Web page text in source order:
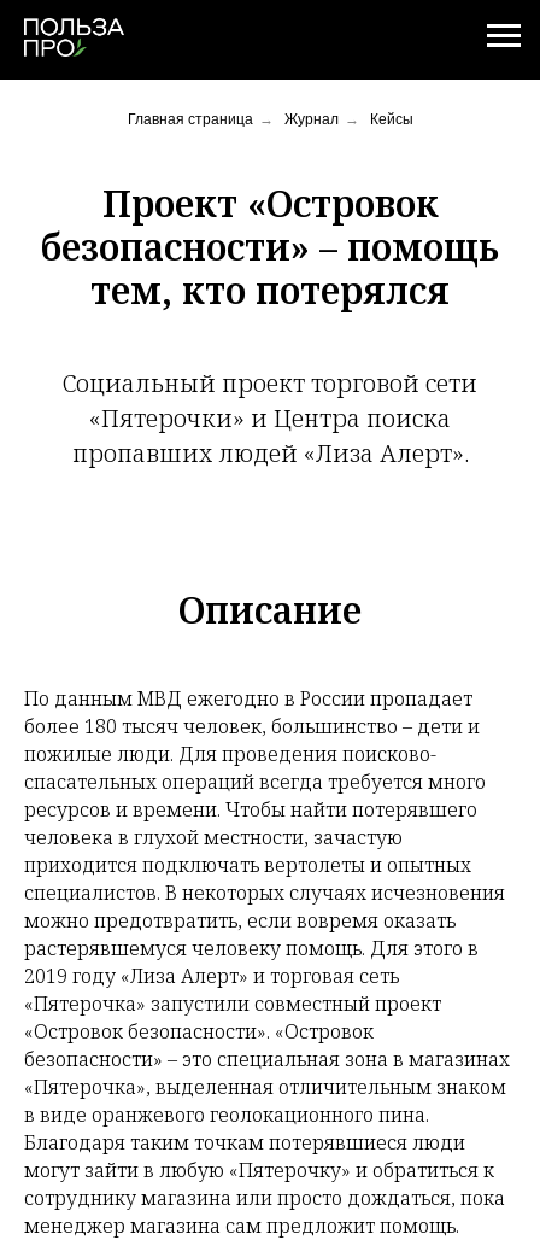
Главная страница → Журнал → Кейсы
Проект «Островок
безопасности» – помощь
тем, кто потерялся
Социальный проект торговой сети
«Пятерочки» и Центра поиска
пропавших людей «Лиза Алерт».
Описание
По данным МВД ежегодно в России пропадает
более 180 тысяч человек, большинство – дети и
пожилые люди. Для проведения поисково-
спасательных операций всегда требуется много
ресурсов и времени. Чтобы найти потерявшего
человека в глухой местности, зачастую
приходится подключать вертолеты и опытных
специалистов. В некоторых случаях исчезновения
можно предотвратить, если вовремя оказать
растерявшемуся человеку помощь. Для этого в
2019 году «Лиза Алерт» и торговая сеть
«Пятерочка» запустили совместный проект
«Островок безопасности». «Островок
безопасности» – это специальная зона в магазинах
«Пятерочка», выделенная отличительным знаком
в виде оранжевого геолокационного пина.
Благодаря таким точкам потерявшиеся люди
могут зайти в любую «Пятерочку» и обратиться к
сотруднику магазина или просто дождаться, пока
менеджер магазина сам предложит помощь.